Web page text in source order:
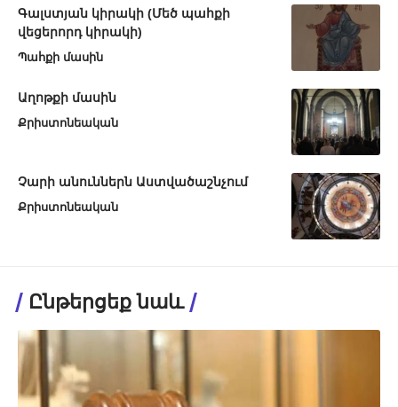
Գալստյան կիրակի (Մեծ պահքի
վեցերորդ կիրակի)
Պահքի մասին
Աղոթքի մասին
Քրիստոնեական
Չարի անուններն Աստվածաշնչում
Քրիստոնեական
Ընթերցեք նաև